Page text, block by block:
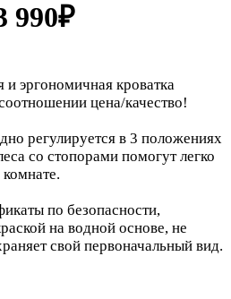
990₽
и эргономичная кроватка
цена/качество!
регулируется в 3 положениях
со стопорами помогут легко
по безопасности,
на водной основе, не
свой первоначальный вид.